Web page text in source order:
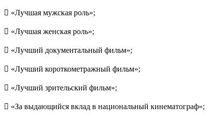
 «Лучшая мужская роль»;
 «Лучшая женская роль»;
 «Лучший документальный фильм»;
 «Лучший короткометражный фильм»;
 «Лучший зрительский фильм»;
 «За выдающийся вклад в национальный кинематограф»;